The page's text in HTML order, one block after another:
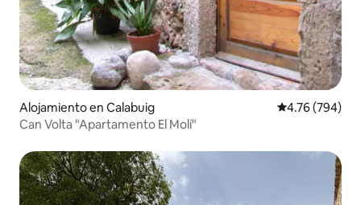
Alojamiento en Calabuig Calificación
4.76 (794)
Can Volta "Apartamento El Molí"